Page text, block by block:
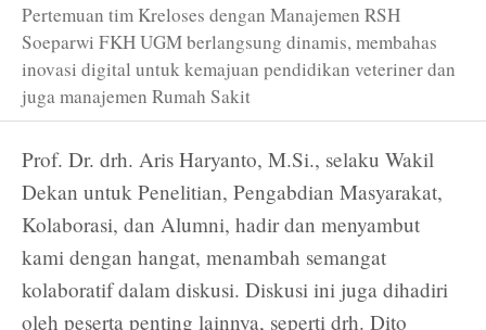
Pertemuan tim Kreloses dengan Manajemen RSH
Soeparwi FKH UGM berlangsung dinamis, membahas
inovasi digital untuk kemajuan pendidikan veteriner dan
juga manajemen Rumah Sakit
Prof. Dr. drh. Aris Haryanto, M.Si., selaku Wakil
Dekan untuk Penelitian, Pengabdian Masyarakat,
Kolaborasi, dan Alumni, hadir dan menyambut
kami dengan hangat, menambah semangat
kolaboratif dalam diskusi. Diskusi ini juga dihadiri
oleh peserta penting lainnya, seperti drh. Dito